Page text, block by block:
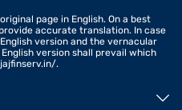
page in English. On a best
accurate translation. In case
version and the vernacular
version shall prevail which
.